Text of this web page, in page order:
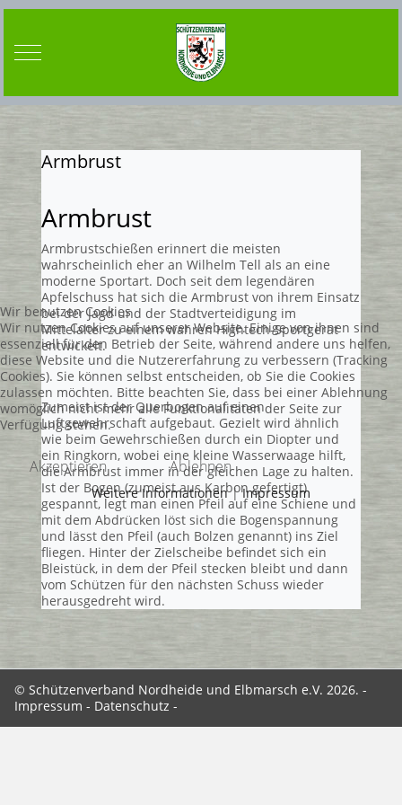
Mobile Menu Toggle
Armbrust
Armbrust
Armbrustschießen erinnert die meisten
wahrscheinlich eher an Wilhelm Tell als an eine
moderne Sportart. Doch seit dem legendären
Apfelschuss hat sich die Armbrust von ihrem Einsatz
bei der Jagd und der Stadtverteidigung im
Mittelalter zu einem wahren Hightech-Sportgerät
entwickelt.
Zumeist ist der Querbogen auf einen
Luftgewehrschaft aufgebaut. Gezielt wird ähnlich
wie beim Gewehrschießen durch ein Diopter und
ein Ringkorn, wobei eine kleine Wasserwaage hilft,
die Armbrust immer in der gleichen Lage zu halten.
Ist der Bogen (zumeist aus Karbon gefertigt)
gespannt, legt man einen Pfeil auf eine Schiene und
mit dem Abdrücken löst sich die Bogenspannung
und lässt den Pfeil (auch Bolzen genannt) ins Ziel
fliegen. Hinter der Zielscheibe befindet sich ein
Bleistück, in dem der Pfeil stecken bleibt und dann
vom Schützen für den nächsten Schuss wieder
herausgedreht wird.
© Schützenverband Nordheide und Elbmarsch e.V. 2026. -
Impressum- Datenschutz-
Wir benutzen Cookies
Wir nutzen Cookies auf unserer Website. Einige von ihnen sind
essenziell für den Betrieb der Seite, während andere uns helfen,
diese Website und die Nutzererfahrung zu verbessern (Tracking
Cookies). Sie können selbst entscheiden, ob Sie die Cookies
zulassen möchten. Bitte beachten Sie, dass bei einer Ablehnung
womöglich nicht mehr alle Funktionalitäten der Seite zur
Verfügung stehen.
Akzeptieren Ablehnen
Weitere Informationen|Impressum